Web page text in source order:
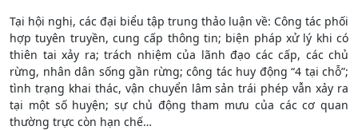
Tại hội nghị, các đại biểu tập trung thảo luận về: Công tác phối
hợp tuyên truyền, cung cấp thông tin; biện pháp xử lý khi có
thiên tai xảy ra; trách nhiệm của lãnh đạo các cấp, các chủ
rừng, nhân dân sống gần rừng; công tác huy động “4 tại chỗ”;
tình trạng khai thác, vận chuyển lâm sản trái phép vẫn xảy ra
tại một số huyện; sự chủ động tham mưu của các cơ quan
thường trực còn hạn chế…